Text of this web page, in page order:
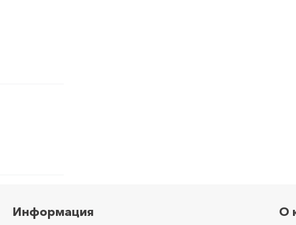
Информация О